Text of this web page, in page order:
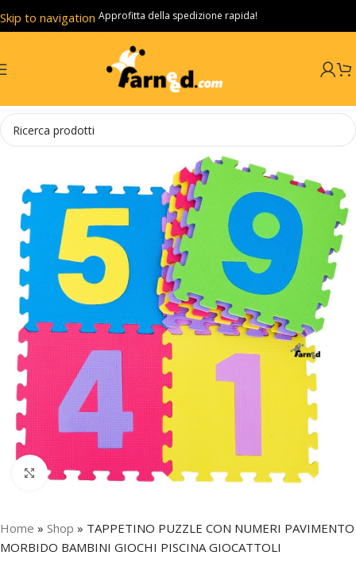
Skip to navigation
Skip to main content
Approfitta della spedizione rapida!
Click to enlarge
Home » Shop » TAPPETINO PUZZLE CON NUMERI PAVIMENTO
MORBIDO BAMBINI GIOCHI PISCINA GIOCATTOLI